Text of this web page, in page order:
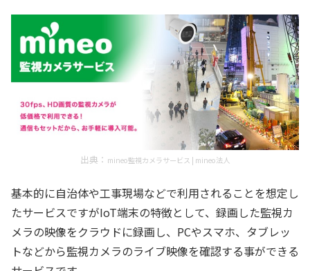
出典： mineo監視カメラサービス | mineo法人
基本的に自治体や工事現場などで利用されることを想定し
たサービスですがIoT端末の特徴として、録画した監視カ
メラの映像をクラウドに録画し、PCやスマホ、タブレッ
トなどから監視カメラのライブ映像を確認する事ができる